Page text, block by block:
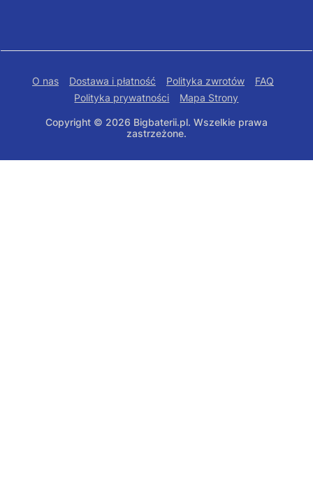
O nas Dostawa i płatność Polityka zwrotów
FAQ
Polityka prywatności
Mapa Strony
Copyright © 2026 Bigbaterii.pl. Wszelkie prawa
zastrzeżone.